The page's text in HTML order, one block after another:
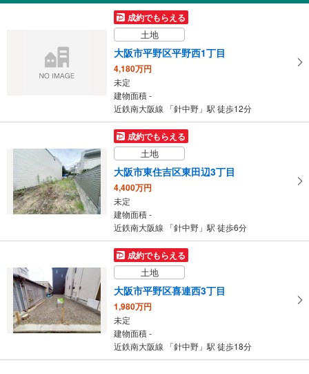
1,280万円
4SK
建物面積 91.3m
近鉄南大阪線 「針中野」駅 徒歩22分
成約でもらえる
土地
大阪市平野区平野西1丁目
4,180万円
未定
建物面積 -
近鉄南大阪線 「針中野」駅 徒歩12分
成約でもらえる
土地
大阪市東住吉区東田辺3丁目
4,400万円
未定
建物面積 -
近鉄南大阪線 「針中野」駅 徒歩6分
成約でもらえる
土地
大阪市平野区喜連西3丁目
1,980万円
未定
建物面積 -
近鉄南大阪線 「針中野」駅 徒歩18分